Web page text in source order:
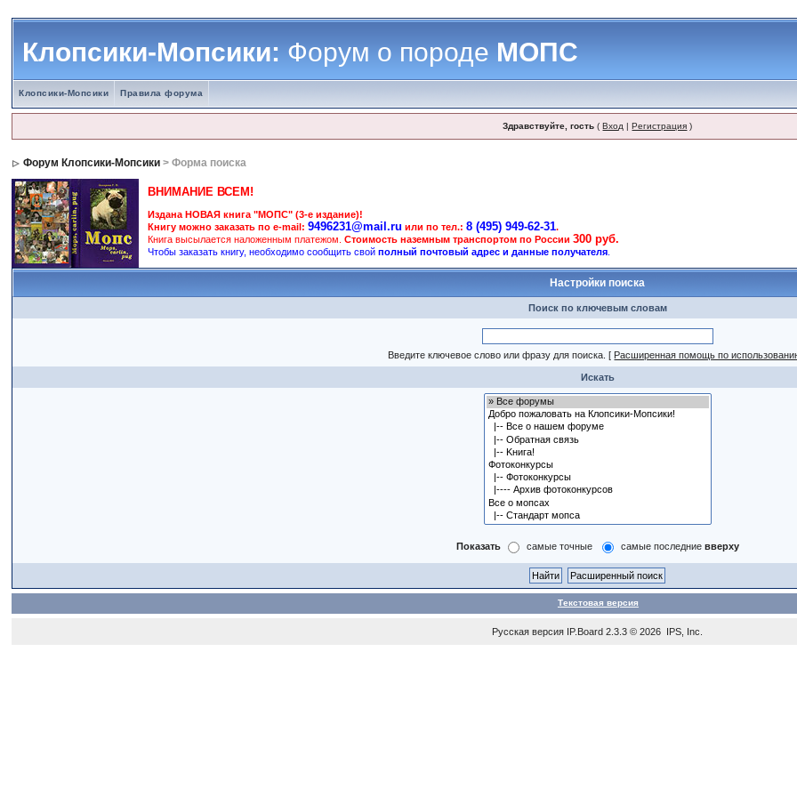
Клопсики-Мопсики:Форум о породеМОПС
Клопсики-Мопсики Правила форума
Здравствуйте, гость (Вход |Регистрация )
Форум Клопсики-Мопсики > Форма поиска
ВНИМАНИЕ ВСЕМ!
Издана НОВАЯ книга "МОПС" (3-е издание)!
Книгу можно заказать по e-mail:9496231@mail.ru или по тел.:8 (495) 949-62-31.
Книга высылается наложенным платежом.Стоимость наземным транспортом по России300 руб.
Чтобы заказать книгу, необходимо сообщить свойполный почтовый адрес и данные получателя
Настройки поиска
Поиск по ключевым словам
Введите ключевое слово или фразу для поиска. [ Расширенная помощь по
Искать
Показать самые точные самые последние вверху
Текстовая версия
Русская версия IP.Board 2.3.3 © 2026 IPS, Inc